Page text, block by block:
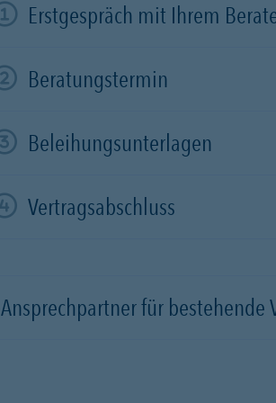
Erstgespräch mit Ihrem
Beratungstermin
Beleihungsunterlagen
Vertragsabschluss
Ansprechpartner für bestehende